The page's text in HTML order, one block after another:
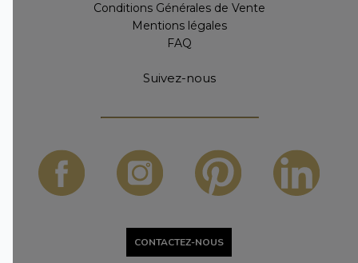
Conditions Générales de Vente
Mentions légales
FAQ
Suivez-nous
CONTACTEZ-NOUS